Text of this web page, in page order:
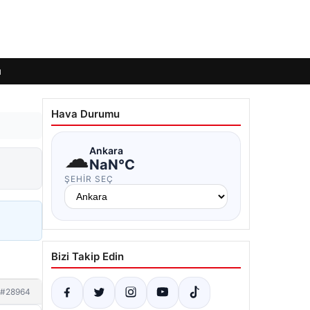
#28964
Hava Durumu
☁Ankara
NaN°C
ŞEHIR SEÇ
Bizi Takip Edin